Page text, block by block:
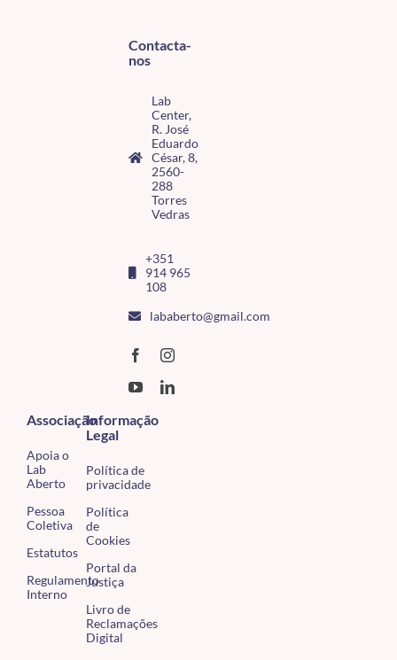
Contacta-
nos
Lab
Center,
R. José
Eduardo
César, 8,
2560-
288
Torres
Vedras
+351
914 965
108
lababerto@gmail.com
Associação
Apoia o
Lab
Aberto
Pessoa
Coletiva
Estatutos
Regulamento
Interno
Informação
Legal
Política de
privacidade
Política
de
Cookies
Portal da
Justiça
Livro de
Reclamações
Digital